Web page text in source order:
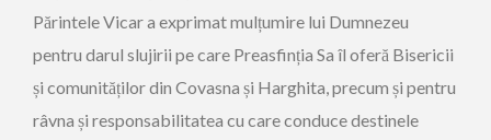
Părintele Vicar a exprimat mulțumire lui Dumnezeu
pentru darul slujirii pe care Preasfinția Sa îl oferă Bisericii
și comunităților din Covasna și Harghita, precum și pentru
râvna și responsabilitatea cu care conduce destinele